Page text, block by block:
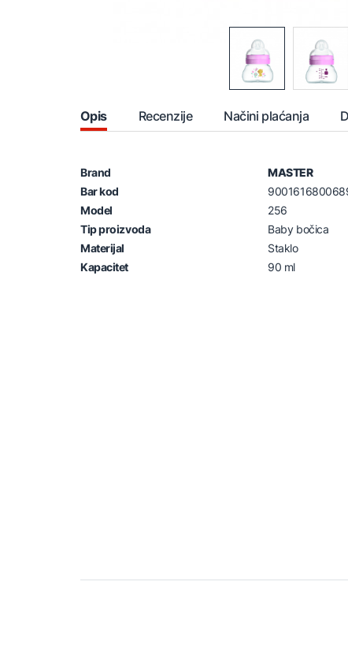
Opis Recenzije Načini plaćanja
Brand
MASTER
Bar kod
Model
256
Tip proizvoda
Baby bočica
Materijal
Staklo
Kapacitet
90 ml